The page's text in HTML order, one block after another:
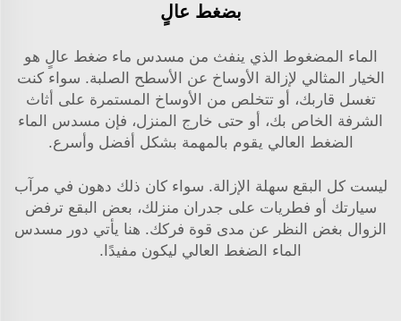
بضغط عالٍ
الماء المضغوط الذي ينفث من مسدس ماء ضغط عالٍ هو
الخيار المثالي لإزالة الأوساخ عن الأسطح الصلبة. سواء كنت
تغسل قاربك، أو تتخلص من الأوساخ المستمرة على أثاث
الشرفة الخاص بك، أو حتى خارج المنزل، فإن مسدس الماء
الضغط العالي يقوم بالمهمة بشكل أفضل وأسرع.
ليست كل البقع سهلة الإزالة. سواء كان ذلك دهون في مرآب
سيارتك أو فطريات على جدران منزلك، بعض البقع ترفض
الزوال بغض النظر عن مدى قوة فركك. هنا يأتي دور مسدس
الماء الضغط العالي ليكون مفيدًا.